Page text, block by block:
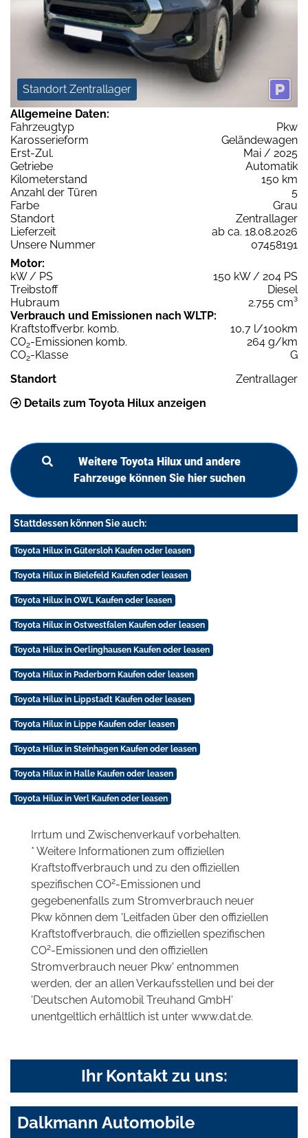
Standort Zentrallager
Allgemeine Daten:
Fahrzeugtyp
Pkw
Karosserieform
Geländewagen
Erst-Zul.
Mai / 2025
Getriebe
Automatik
Kilometerstand
150 km
Anzahl der Türen
5
Farbe
Grau
Standort
Zentrallager
Lieferzeit
ab ca. 18.08.2026
Unsere Nummer
07458191
Motor:
kW / PS
150 kW / 204 PS
Treibstoff
Diesel
Hubraum
2.755 cm³
Verbrauch und Emissionen nach WLTP:
Kraftstoffverbr. komb.
10,7 l/100km
CO2-Emissionen komb.
264 g/km
CO2-Klasse
G
Standort
Zentrallager
Details zum Toyota Hilux anzeigen
Weitere Toyota Hilux und andere
Fahrzeuge können Sie hier suchen
Stattdessen können Sie auch:
Toyota Hilux in Gütersloh Kaufen oder leasen
Toyota Hilux in Bielefeld Kaufen oder leasen
Toyota Hilux in OWL Kaufen oder leasen
Toyota Hilux in Ostwestfalen Kaufen oder leasen
Toyota Hilux in Oerlinghausen Kaufen oder leasen
Toyota Hilux in Paderborn Kaufen oder leasen
Toyota Hilux in Lippstadt Kaufen oder leasen
Toyota Hilux in Lippe Kaufen oder leasen
Toyota Hilux in Steinhagen Kaufen oder leasen
Toyota Hilux in Halle Kaufen oder leasen
Toyota Hilux in Verl Kaufen oder leasen
Irrtum und Zwischenverkauf vorbehalten.
* Weitere Informationen zum offiziellen
Kraftstoffverbrauch und zu den offiziellen
spezifischen CO2-Emissionen und
gegebenenfalls zum Stromverbrauch neuer
Pkw können dem 'Leitfaden über den offiziellen
Kraftstoffverbrauch, die offiziellen spezifischen
CO2-Emissionen und den offiziellen
Stromverbrauch neuer Pkw' entnommen
werden, der an allen Verkaufsstellen und bei der
'Deutschen Automobil Treuhand GmbH'
unentgeltlich erhältlich ist unter www.dat.de.
Ihr Kontakt zu uns:
Dalkmann Automobile